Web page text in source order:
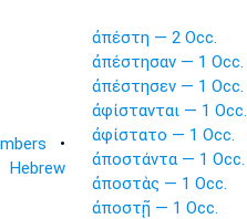
•
Hebrew
ἀπέστη — 2 Occ.
ἀπέστησαν — 1 Occ.
ἀπέστησεν — 1 Occ.
ἀφίστανται — 1 Occ.
ἀφίστατο — 1 Occ.
ἀποστάντα — 1 Occ.
ἀποστὰς — 1 Occ.
ἀποστῇ — 1 Occ.